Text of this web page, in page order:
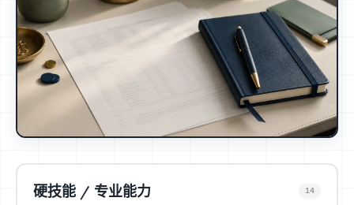
硬技能 / 专业能力 14